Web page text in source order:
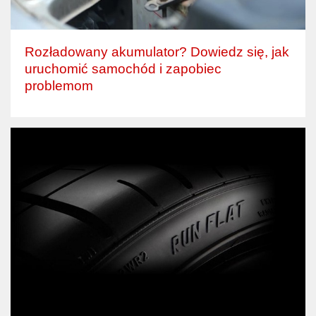
Rozładowany akumulator? Dowiedz się, jak
uruchomić samochód i zapobiec
problemom